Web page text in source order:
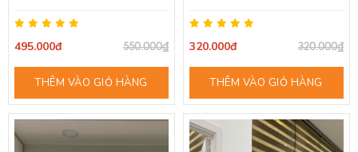
495.000đ 550.000₫
THÊM VÀO GIỎ HÀNG
320.000đ 320.000₫
THÊM VÀO GIỎ HÀNG